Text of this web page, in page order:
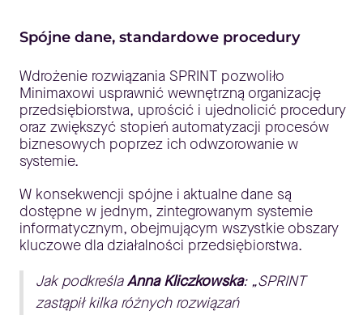
Spójne dane, standardowe procedury
Wdrożenie rozwiązania SPRINT pozwoliło
Minimaxowi usprawnić wewnętrzną organizację
przedsiębiorstwa, uprościć i ujednolicić procedury
oraz zwiększyć stopień automatyzacji procesów
biznesowych poprzez ich odwzorowanie w
systemie.
W konsekwencji spójne i aktualne dane są
dostępne w jednym, zintegrowanym systemie
informatycznym, obejmującym wszystkie obszary
kluczowe dla działalności przedsiębiorstwa.
Jak podkreślaAnna Kliczkowska: „SPRINT
zastąpił kilka różnych rozwiązań